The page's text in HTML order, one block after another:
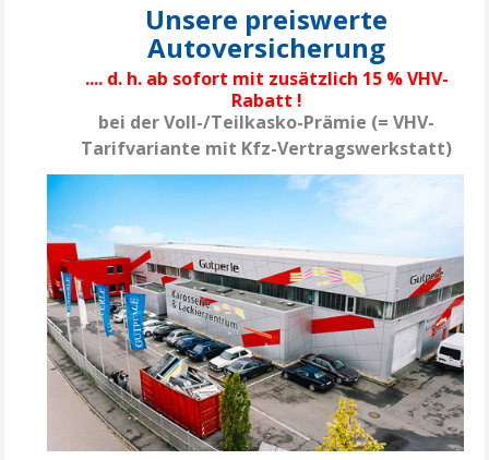
Unsere preiswerte
Autoversicherung
.... d. h. ab sofort mit zusätzlich 15 % VHV-
Rabatt !
bei der Voll-/Teilkasko-Prämie (= VHV-
Tarifvariante mit Kfz-Vertragswerkstatt)